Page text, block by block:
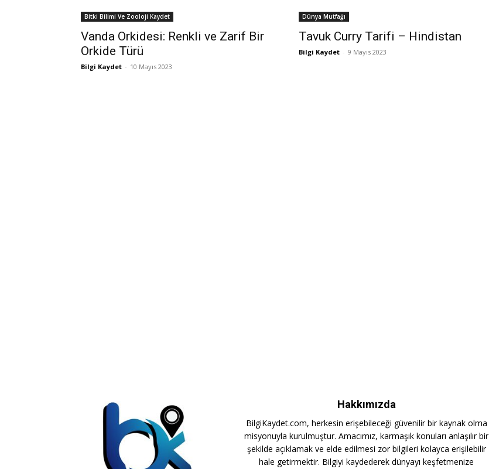
Bitki Bilimi Ve Zooloji Kaydet
Vanda Orkidesi: Renkli ve Zarif Bir
Orkide Türü
Bilgi Kaydet - 10 Mayıs 2023
Dünya Mutfağı
Tavuk Curry Tarifi – Hindistan
Bilgi Kaydet - 9 Mayıs 2023
Hakkımızda
BilgiKaydet.com, herkesin erişebileceği güvenilir bir kaynak olma
misyonuyla kurulmuştur. Amacımız, karmaşık konuları anlaşılır bir
şekilde açıklamak ve elde edilmesi zor bilgileri kolayca erişilebilir
hale getirmektir. Bilgiyi kaydederek dünyayı keşfetmenize